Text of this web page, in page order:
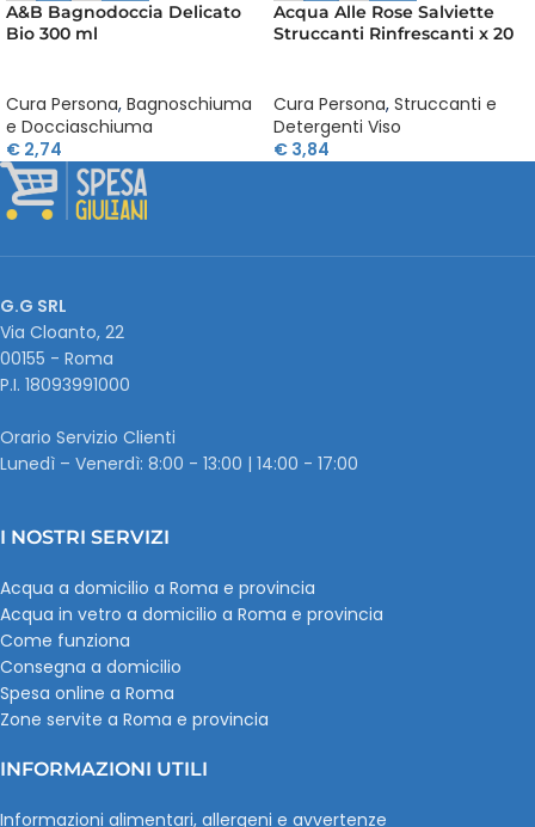
A&B Bagnodoccia Delicato
Bio 300 ml
Cura Persona, Bagnoschiuma
e Docciaschiuma
€ 2,74
Acqua Alle Rose Salviette
Struccanti Rinfrescanti x 20
Cura Persona, Struccanti e
Detergenti Viso
€ 3,84
G.G SRL
Via Cloanto, 22
00155 - Roma
P.I. ‭18093991000
Orario Servizio Clienti
Lunedì – Venerdì: 8:00 - 13:00 | 14:00 - 17:00
I NOSTRI SERVIZI
Acqua a domicilio a Roma e provincia
Acqua in vetro a domicilio a Roma e provincia
Come funziona
Consegna a domicilio
Spesa online a Roma
Zone servite a Roma e provincia
INFORMAZIONI UTILI
Informazioni alimentari, allergeni e avvertenze